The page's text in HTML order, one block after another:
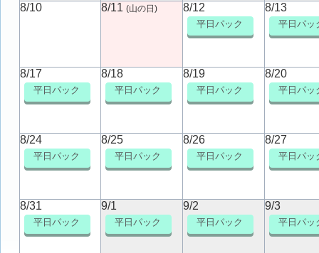
8/10 8/11(山の日) 8/12
平日パック
8/13
平日パッ
8/17
平日パック
8/18
平日パック
8/19
平日パック
8/20
平日パッ
8/24
平日パック
8/25
平日パック
8/26
平日パック
8/27
平日パッ
8/31
平日パック
9/1
平日パック
9/2
平日パック
9/3
平日パッ